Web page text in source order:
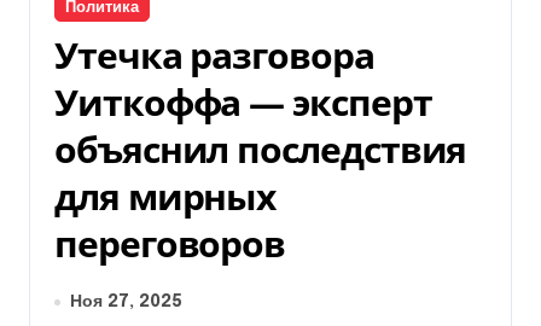
Политика
Утечка разговора
Уиткоффа — эксперт
объяснил последствия
для мирных
переговоров
Ноя 27, 2025